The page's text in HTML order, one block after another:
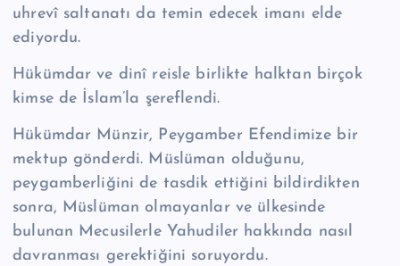
uhrevî saltanatı da temin edecek imanı elde
ediyordu.
Hükümdar ve dinî reisle birlikte halktan birçok
kimse de İslam’la şeref­len­di.
Hükümdar Münzir, Peygamber Efendimize bir
mektup gönderdi. Müslü­man olduğunu,
peygamberliğini de tasdik ettiğini bildirdikten
sonra, Müslü­man olmayanlar ve ülkesinde
bulunan Mecusilerle Yahudiler hakkında nasıl
davranması gerektiğini soruyordu.